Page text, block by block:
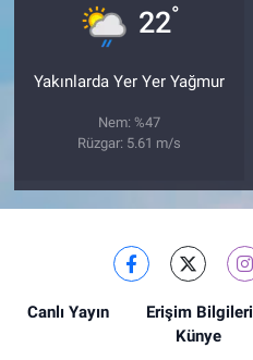
22°
Yakınlarda Yer Yer Yağmur
Nem: %47
Rüzgar: 5.61 m/s
Canlı Yayın Erişim Bilgileri
Künye